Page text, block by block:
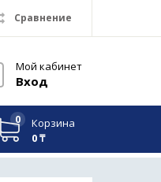
Сравнение
Мой кабинет
Вход
0
Корзина
0 ₸